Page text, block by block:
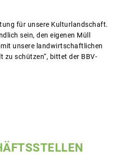
für unsere Kulturlandschaft.
sein, den eigenen Müll
unsere landwirtschaftlichen
zu schützen“, bittet der BBV-